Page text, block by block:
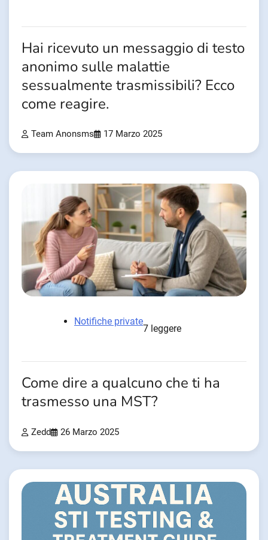
Hai ricevuto un messaggio di testo
anonimo sulle malattie
sessualmente trasmissibili? Ecco
come reagire.
Team Anonsms 17 Marzo 2025
Notifiche private
7 leggere
Come dire a qualcuno che ti ha
trasmesso una MST?
Zedd 26 Marzo 2025